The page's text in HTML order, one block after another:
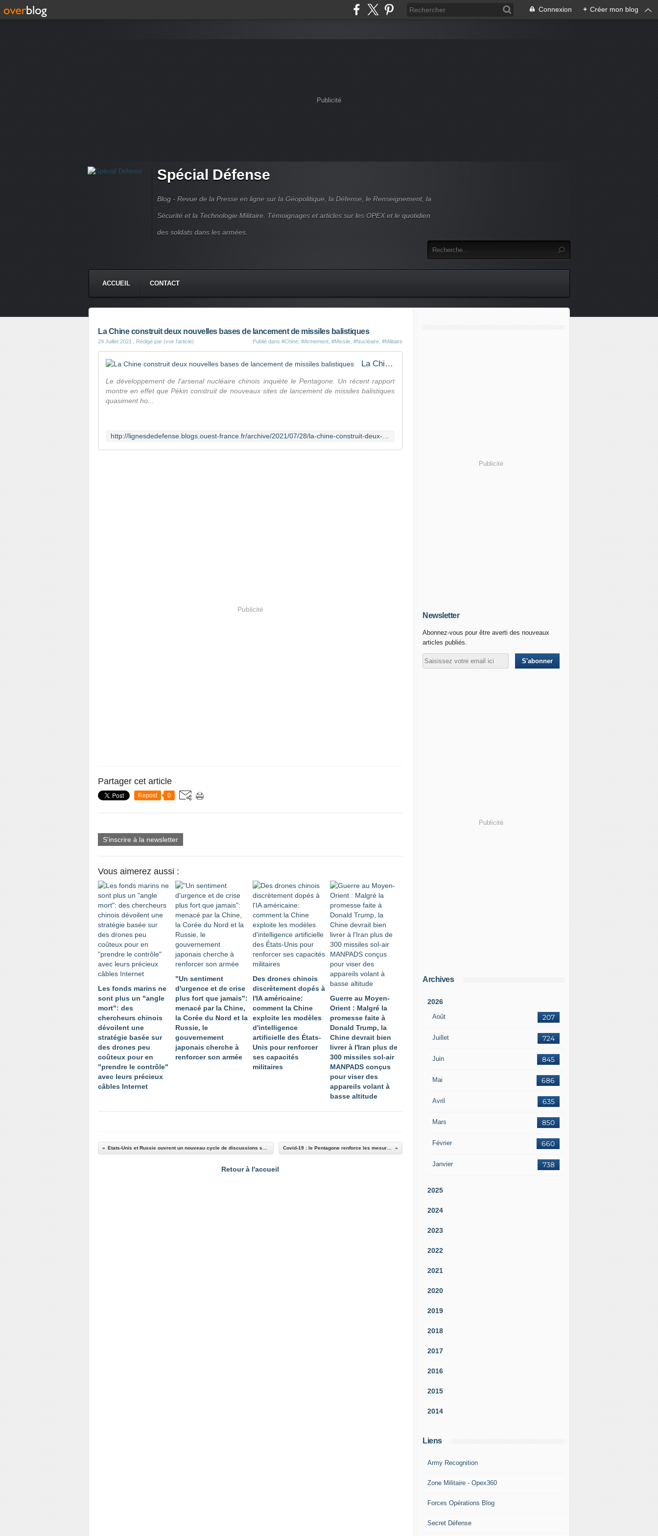
Connexion + Créer mon blog
Publicité
Spécial Défense
Blog - Revue de la Presse en ligne sur la Géopolitique, la Défense, le Renseignement, la
Sécurité et la Technologie Militaire. Témoignages et articles sur les OPEX et le quotidien
des soldats dans les armées.
ACCUEIL CONTACT
La Chine construit deux nouvelles bases de lancement de missiles balistiques
29 Juillet 2021 , Rédigé par (voir l'article) Publié dans #Chine #Armement #Missile #Nucléaire #Militaire
La Chine construit deux nouvelles bases de lancement de missiles balistiques
Le développement de l'arsenal nucléaire chinois inquiète le Pentagone. Un récent rapport
montre en effet que Pékin construit de nouveaux sites de lancement de missiles balistiques
quasiment ho...
Publicité
Partager cet article
Repost 0
S'inscrire à la newsletter
Vous aimerez aussi :
Les fonds marins ne
sont plus un "angle
mort": des
chercheurs chinois
dévoilent une
stratégie basée sur
des drones peu
coûteux pour en
"prendre le contrôle"
avec leurs précieux
câbles Internet
"Un sentiment
d'urgence et de crise
plus fort que jamais":
menacé par la Chine,
la Corée du Nord et la
Russie, le
gouvernement
japonais cherche à
renforcer son armée
Des drones chinois
discrètement dopés à
l'IA américaine:
comment la Chine
exploite les modèles
d'intelligence
artificielle des États-
Unis pour renforcer
ses capacités
militaires
Guerre au Moyen-
Orient : Malgré la
promesse faite à
Donald Trump, la
Chine devrait bien
livrer à l'Iran plus de
300 missiles sol-air
MANPADS conçus
pour viser des
appareils volant à
basse altitude
Retour à l'accueil
Publicité
Newsletter
Abonnez-vous pour être averti des nouveaux
articles publiés.
Publicité
Archives
2026
Août 207
Juillet 724
Juin 845
Mai 686
Avril 635
Mars 850
Février 660
Janvier 738
2025
2024
2023
2022
2021
2020
2019
2018
2017
2016
2015
2014
Liens
Army Recognition
Zone Militaire - Opex360
Forces Opérations Blog
Secret Défense